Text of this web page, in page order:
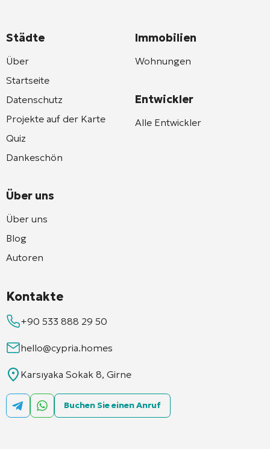
Städte
Über
Startseite
Datenschutz
Projekte auf der Karte
Quiz
Dankeschön
Über uns
Über uns
Blog
Autoren
Immobilien
Wohnungen
Entwickler
Alle Entwickler
Kontakte
+90 533 888 29 50
hello@cypria.homes
Karsıyaka Sokak 8, Girne
Buchen Sie einen Anruf